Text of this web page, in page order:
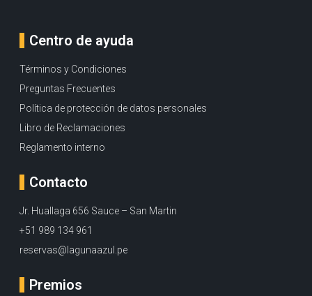
Centro de ayuda
Términos y Condiciones
Preguntas Frecuentes
Política de protección de datos personales
Libro de Reclamaciones
Reglamento interno
Contacto
Jr. Huallaga 656 Sauce – San Martin
+51 989 134 961
reservas@lagunaazul.pe
Premios